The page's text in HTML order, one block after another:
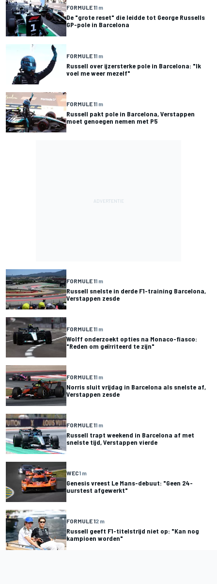
FORMULE 11 m
De "grote reset" die leidde tot George Russells
GP-pole in Barcelona
FORMULE 11 m
Russell over ijzersterke pole in Barcelona: "Ik
voel me weer mezelf"
FORMULE 11 m
Russell pakt pole in Barcelona, Verstappen
moet genoegen nemen met P5
FORMULE 11 m
Russell snelste in derde F1-training Barcelona,
Verstappen zesde
FORMULE 11 m
Wolff onderzoekt opties na Monaco-fiasco:
"Reden om geïrriteerd te zijn"
FORMULE 11 m
Norris sluit vrijdag in Barcelona als snelste af,
Verstappen zesde
FORMULE 11 m
Russell trapt weekend in Barcelona af met
snelste tijd, Verstappen vierde
WEC1 m
Genesis vreest Le Mans-debuut: "Geen 24-
uurstest afgewerkt"
FORMULE 12 m
Russell geeft F1-titelstrijd niet op: "Kan nog
kampioen worden"